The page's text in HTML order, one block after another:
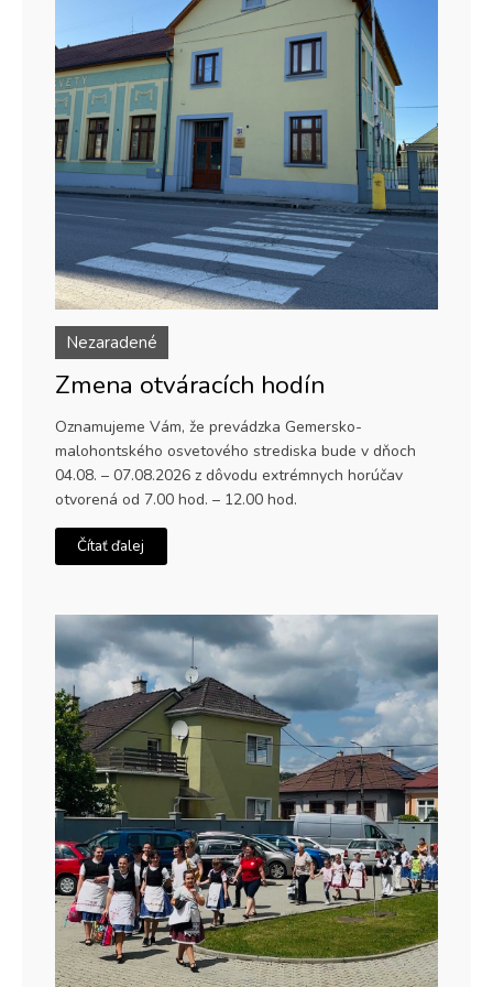
Nezaradené
Zmena otváracích hodín
Oznamujeme Vám, že prevádzka Gemersko-
malohontského osvetového strediska bude v dňoch
04.08. – 07.08.2026 z dôvodu extrémnych horúčav
otvorená od 7.00 hod. – 12.00 hod.
Čítať ďalej